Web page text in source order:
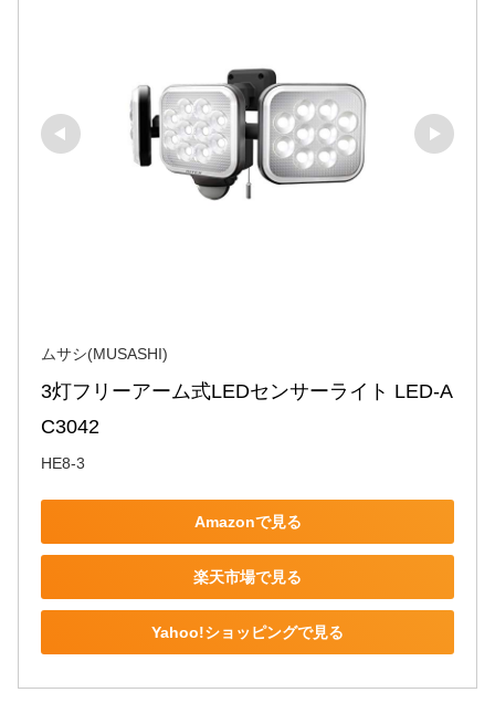
ムサシ(MUSASHI)
3灯フリーアーム式LEDセンサーライト LED-A
C3042
HE8-3
Amazonで見る
楽天市場で見る
Yahoo!ショッピングで見る